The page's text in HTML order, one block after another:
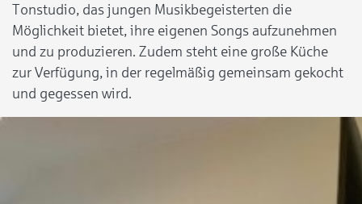
Tonstudio, das jungen Musikbegeisterten die
Möglichkeit bietet, ihre eigenen Songs aufzunehmen
und zu produzieren. Zudem steht eine große Küche
zur Verfügung, in der regelmäßig gemeinsam gekocht
und gegessen wird.